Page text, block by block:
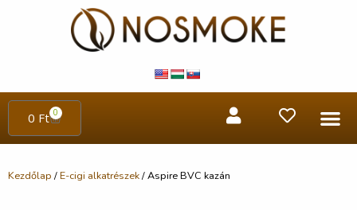
0 Ft 0
Kezdőlap /E-cigi alkatrészek/ Aspire BVC kazán